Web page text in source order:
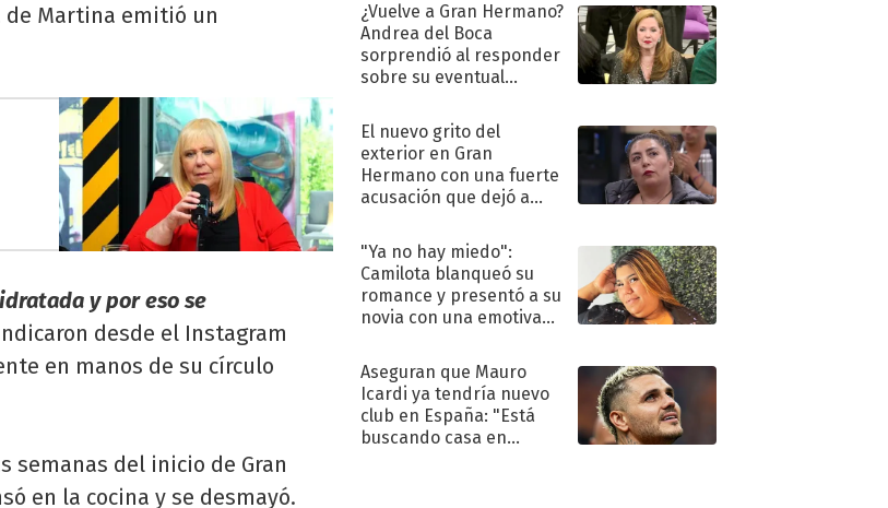
Martina emitió un
y por eso se
desde el Instagram
en manos de su círculo
semanas del inicio de Gran
en la cocina y se desmayó.
¿Vuelve a Gran Hermano?
Andrea del Boca
sorprendió al responder
sobre su eventual
El nuevo grito del
exterior en Gran
Hermano con una fuerte
acusación que dejó a
"Traidora"
"Ya no hay miedo":
Camilota blanqueó su
romance y presentó a su
novia con una emotiva
Aseguran que Mauro
Icardi ya tendría nuevo
club en España: "Está
buscando casa en